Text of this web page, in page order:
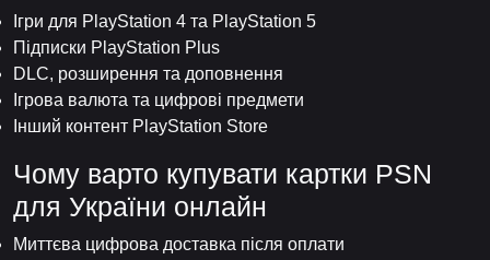
Ігри для PlayStation 4 та PlayStation 5
Підписки PlayStation Plus
DLC, розширення та доповнення
Ігрова валюта та цифрові предмети
Інший контент PlayStation Store
Чому варто купувати картки PSN
для України онлайн
Миттєва цифрова доставка після оплати